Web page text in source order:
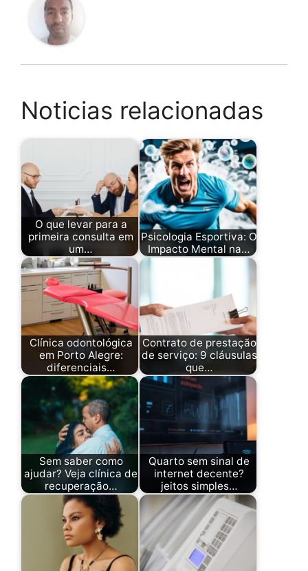
Noticias relacionadas
O que levar para a
primeira consulta em
um…
Psicologia Esportiva: O
Impacto Mental na…
Clínica odontológica
em Porto Alegre:
diferenciais…
Contrato de prestação
de serviço: 9 cláusulas
que…
Sem saber como
ajudar? Veja clínica de
recuperação…
Quarto sem sinal de
internet decente?
jeitos simples…